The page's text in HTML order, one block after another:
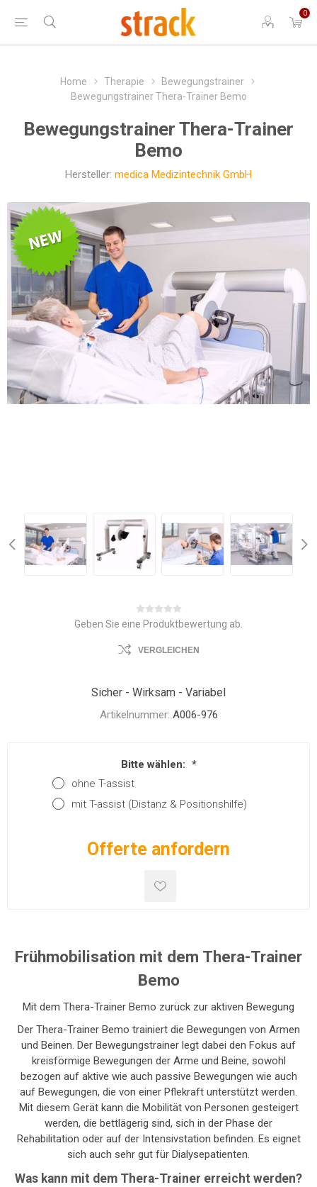
0
Home Therapie
Bewegungstrainer
Bewegungstrainer Thera-Trainer Bemo
Bewegungstrainer Thera-Trainer
Bemo
Hersteller: medica Medizintechnik GmbH
Geben Sie eine Produktbewertung ab.
VERGLEICHEN
Sicher - Wirksam - Variabel
Artikelnummer: A006-976
Bitte wählen: *
ohne T-assist
mit T-assist (Distanz & Positionshilfe)
Offerte anfordern
Frühmobilisation mit dem Thera-Trainer
Bemo
Mit dem Thera-Trainer Bemo zurück zur aktiven Bewegung
Der Thera-Trainer Bemo trainiert die Bewegungen von Armen
und Beinen. Der Bewegungstrainer legt dabei den Fokus auf
kreisförmige Bewegungen der Arme und Beine, sowohl
bezogen auf aktive wie auch passive Bewegungen wie auch
auf Bewegungen, die von einer Pflekraft unterstützt werden.
Mit diesem Gerät kann die Mobilität von Personen gesteigert
werden, die bettlägerig sind, sich in der Phase der
Rehabilitation oder auf der Intensivstation befinden. Es eignet
sich auch sehr gut für Dialysepatienten.
Was kann mit dem Thera-Trainer erreicht werden?